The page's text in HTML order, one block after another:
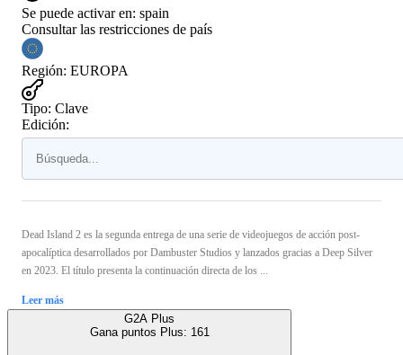
Se puede activar en: spain
Consultar las restricciones de país
Región: EUROPA
Tipo: Clave
Edición:
Dead Island 2 es la segunda entrega de una serie de videojuegos de acción post-
apocalíptica desarrollados por Dambuster Studios y lanzados gracias a Deep Silver
en 2023. El título presenta la continuación directa de los ...
Leer más
G2A Plus
Gana puntos Plus: 161